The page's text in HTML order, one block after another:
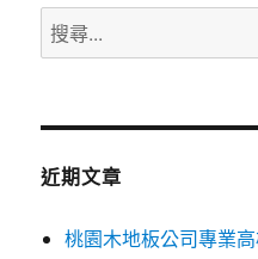
搜
尋
鍵
近期文章
桃園木地板公司專業